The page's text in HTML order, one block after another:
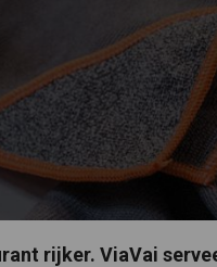
rijker. ViaVai